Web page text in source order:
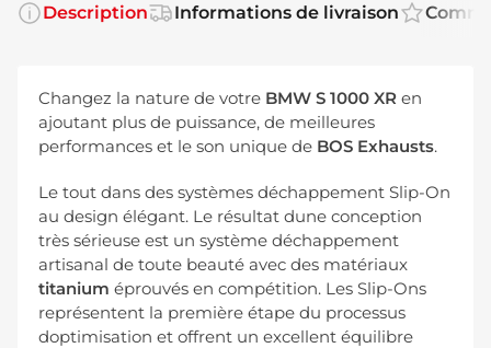
Description Informations de livraison
Changez la nature de votre BMW S 1000 XR en
ajoutant plus de puissance, de meilleures
performances et le son unique de BOS Exhausts.
Le tout dans des systèmes déchappement Slip-On
au design élégant. Le résultat dune conception
très sérieuse est un système déchappement
artisanal de toute beauté avec des matériaux
titanium éprouvés en compétition. Les Slip-Ons
représentent la première étape du processus
doptimisation et offrent un excellent équilibre